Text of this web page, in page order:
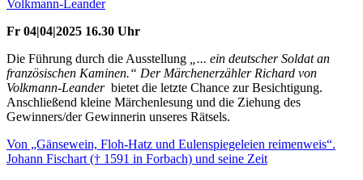
Volkmann-Leander
Fr 04|04|2025 16.30 Uhr
Die Führung durch die Ausstellung
„... ein deutscher Soldat an
französischen Kaminen.“ Der Märchenerzähler Richard von
Volkmann-Leanderbietet die letzte Chance zur Besichtigung.
Anschließend kleine Märchenlesung und die Ziehung des
Gewinners/der Gewinnerin unseres Rätsels.
Von „Gänsewein, Floh-Hatz und Eulenspiegeleien reimenweis“.
Johann Fischart († 1591 in Forbach) und seine Zeit